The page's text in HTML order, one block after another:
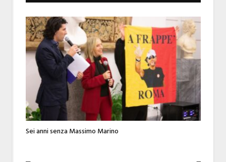
Sei anni senza Massimo Marino